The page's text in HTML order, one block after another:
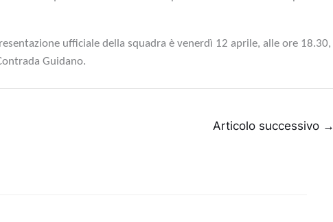
ufficiale della squadra è venerdì 12 aprile, alle ore 18.30,
Guidano.
Articolo successivo →